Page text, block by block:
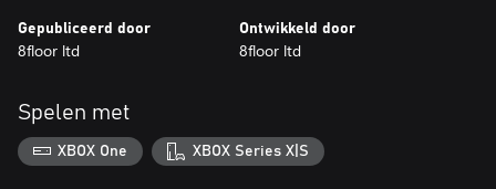
Gepubliceerd door
8floor ltd
Ontwikkeld door
8floor ltd
Spelen met
XBOX One XBOX Series X|S